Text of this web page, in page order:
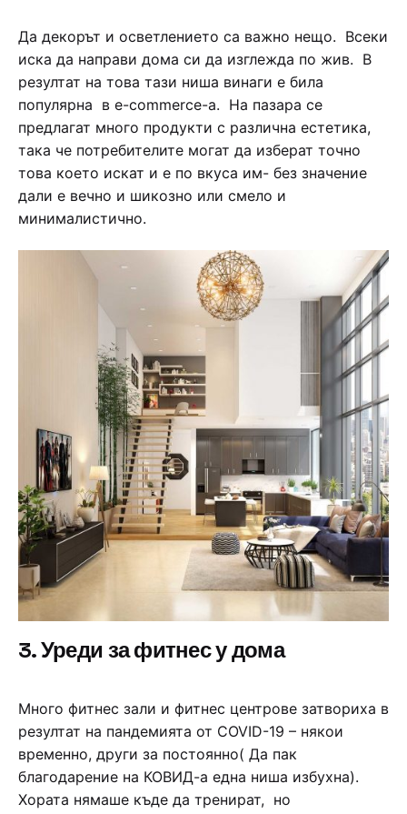
Да декорът и осветлението са важно нещо. Всеки
иска да направи дома си да изглежда по жив. В
резултат на това тази ниша винаги е била
популярна в e-commerce-a. На пазара се
предлагат много продукти с различна естетика,
така че потребителите могат да изберат точно
това което искат и е по вкуса им- без значение
дали е вечно и шикозно или смело и
минималистично.
3. Уреди за фитнес у дома
Много фитнес зали и фитнес центрове затвориха в
резултат на пандемията от COVID-19 – някои
временно, други за постоянно( Да пак
благодарение на КОВИД-а една ниша избухна).
Хората нямаше къде да тренират, но